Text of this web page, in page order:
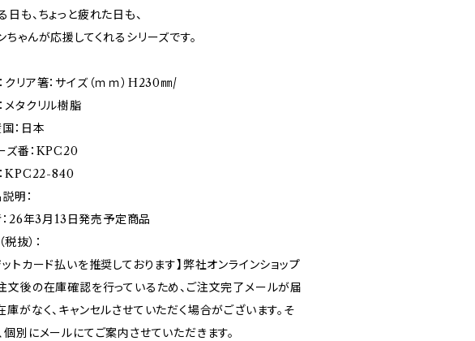
日も、ちょっと疲れた日も、
ちゃんが応援してくれるシリーズです。
リア箸：サイズ（ｍｍ）H230㎜/
メタクリル樹脂
：日本
ズ番：KPC20
KPC22-840
明：
26年3月13日発売予定商品
抜）：
ットカード払いを推奨しております】弊社オンラインショップ
文後の在庫確認を行っているため、ご注文完了メールが届
庫がなく、キャンセルさせていただく場合がございます。そ
個別にメールにてご案内させていただきます。